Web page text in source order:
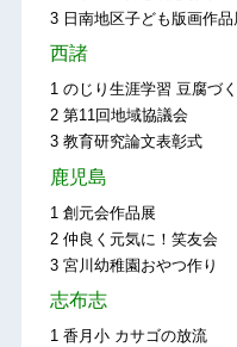
3 日南地区子ども版画作品
西諸
1 のじり生涯学習 豆腐づ
2 第11回地域協議会
3 教育研究論文表彰式
鹿児島
1 創元会作品展
2 仲良く元気に！笑友会
3 宮川幼稚園おやつ作り
志布志
1 香月小 カサゴの放流